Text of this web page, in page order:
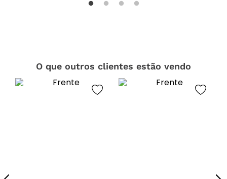
O que outros clientes estão vendo